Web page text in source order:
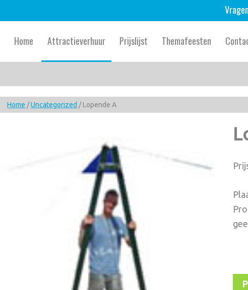
Home Attractieverhuur Prijslijst Themafeesten
Home /Uncategorized / Lopende A